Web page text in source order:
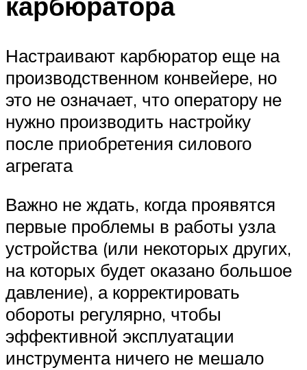
Настраивают карбюратор еще на
производственном конвейере, но
это не означает, что оператору не
нужно производить настройку
после приобретения силового
агрегата
Важно не ждать, когда проявятся
первые проблемы в работы узла
устройства (или некоторых других,
на которых будет оказано большое
давление), а корректировать
обороты регулярно, чтобы
эффективной эксплуатации
инструмента ничего не мешало